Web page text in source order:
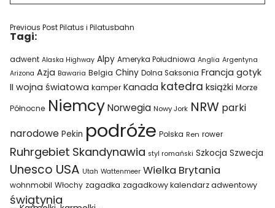
Previous PostPilatus i Pilatusbahn
Tagi:
adwent Alaska Highway Alpy Ameryka Południowa Anglia Argentyna
Arizona Azja Bawaria Belgia Chiny Dolna Saksonia Francja gotyk
II wojna światowa kamper Kanada katedra książki Morze
Północne Niemcy Norwegia Nowy Jork NRW parki
narodowe Pekin podróże Polska Ren rower
Ruhrgebiet Skandynawia styl romański Szkocja Szwecja
Unesco USA Utah Wattenmeer Wielka Brytania
wohnmobil Włochy zagadka zagadkowy kalendarz adwentowy
świątynia